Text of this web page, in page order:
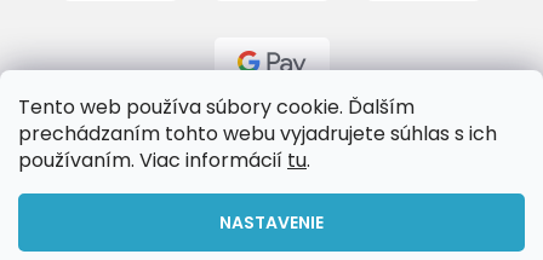
Tento web používa súbory cookie. Ďalším
prechádzaním tohto webu vyjadrujete súhlas s ich
používaním. Viac informácií tu.
NASTAVENIE